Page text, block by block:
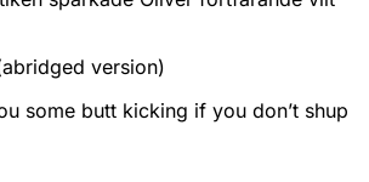
version)
some butt kicking if you don’t shup